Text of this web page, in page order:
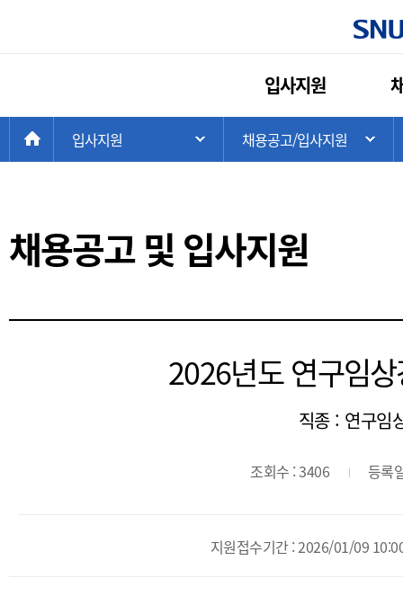
입사지원
HOME
입사지원 주 메뉴 목록 열기
채용공고/입사지원
채용공고 및 입사지원
2026년도 연구임
직종 : 연구임
조회수 : 3406 등록
지원접수기간 : 2026/01/09